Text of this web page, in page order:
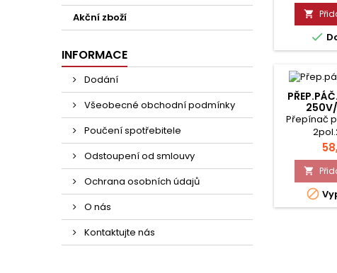
Akční zboží
INFORMACE
Dodání
Všeobecné obchodní podmínky
Poučení spotřebitele
Odstoupení od smlouvy
Ochrana osobních údajů
O nás
Kontaktujte nás


250V/
Přepínač

